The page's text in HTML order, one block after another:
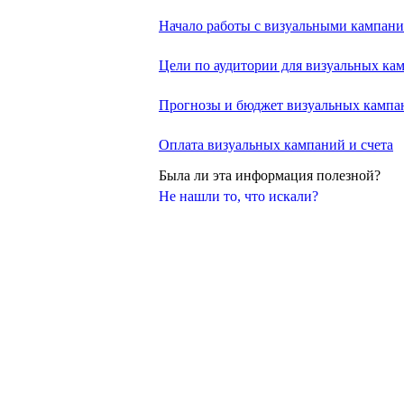
Не нашли то, что искали?
Начало работы с визуальными
Цели по аудитории для визуальных
Прогнозы и бюджет визуальных
Оплата визуальных кампаний и счета
Была ли эта информация полезной?